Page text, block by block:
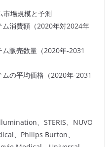
市場規模と予測
消費額（2020年対2024年
販売数量（2020年-2031
の平均価格（2020年-2031
、STERIS、NUVO
、Philips Burton、